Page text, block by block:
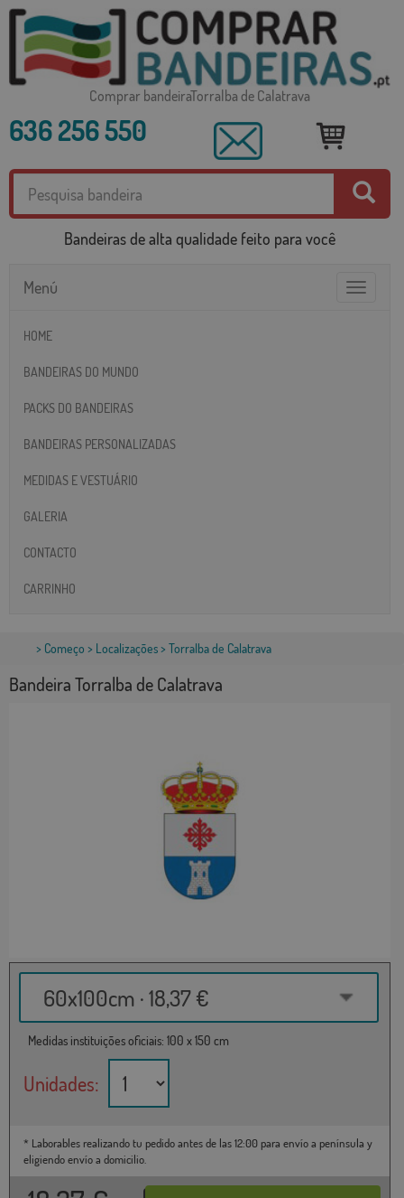
Comprar bandeiraTorralba de Calatrava
636 256 550
Bandeiras de alta qualidade feito para você
Toggle
Menú
HOME
BANDEIRAS DO MUNDO
PACKS DO BANDEIRAS
BANDEIRAS PERSONALIZADAS
MEDIDAS E VESTUÁRIO
GALERIA
CONTACTO
CARRINHO
> Começo > Localizações> Torralba de Calatrava
Bandeira Torralba de Calatrava
60x100cm · 18,37 €
Medidas instituições oficiais: 100 x 150 cm
Unidades:
* Laborables realizando tu pedido antes de las 12:00 para envío a península y
eligiendo envío a domicilio.